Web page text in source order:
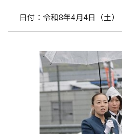
日付：令和8年4月4日（土）